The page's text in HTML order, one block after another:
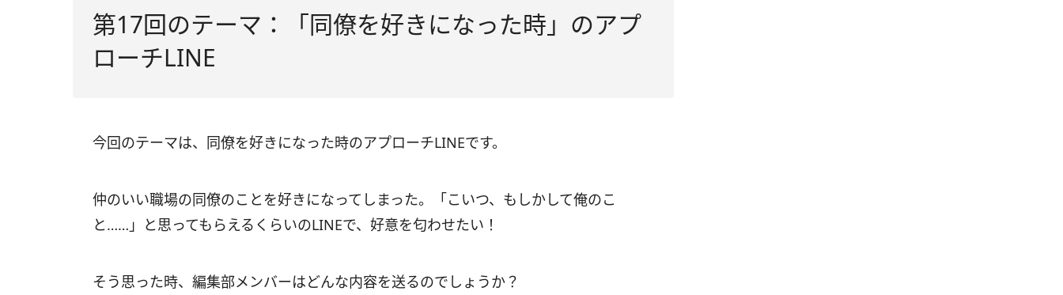
第17回のテーマ：「同僚を好きになった時」のアプ
ローチLINE
今回のテーマは、同僚を好きになった時のアプローチLINEです。
仲のいい職場の同僚のことを好きになってしまった。「こいつ、もしかして俺のこ
と……」と思ってもらえるくらいのLINEで、好意を匂わせたい！
そう思った時、編集部メンバーはどんな内容を送るのでしょうか？